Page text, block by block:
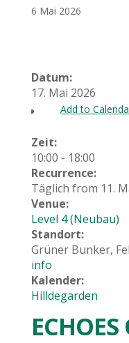
6 Mai 2026
Datum:
17. Mai 2026
Add to
Zeit:
10:00 - 18:00
Recurrence:
Täglich from 11.
Venue:
Level 4 (Neubau)
Standort:
Grüner Bunker,
info
Kalender:
Hilldegarden